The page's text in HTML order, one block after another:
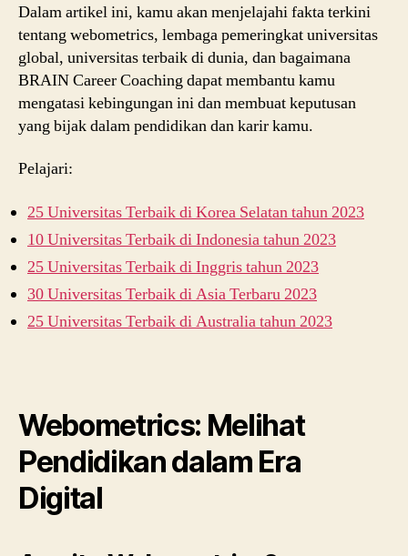
Dalam artikel ini, kamu akan menjelajahi fakta terkini
tentang webometrics, lembaga pemeringkat universitas
global, universitas terbaik di dunia, dan bagaimana
BRAIN Career Coaching dapat membantu kamu
mengatasi kebingungan ini dan membuat keputusan
yang bijak dalam pendidikan dan karir kamu.
Pelajari:
25 Universitas Terbaik di Korea Selatan tahun 2023
10 Universitas Terbaik di Indonesia tahun 2023
25 Universitas Terbaik di Inggris tahun 2023
30 Universitas Terbaik di Asia Terbaru 2023
25 Universitas Terbaik di Australia tahun 2023
Webometrics: Melihat
Pendidikan dalam Era
Digital